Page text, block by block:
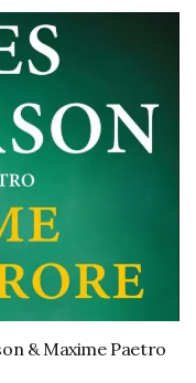
& Maxime Paetro